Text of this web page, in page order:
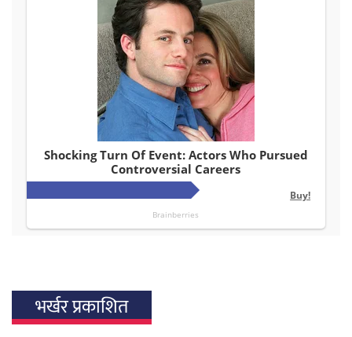
भर्खर प्रकाशित